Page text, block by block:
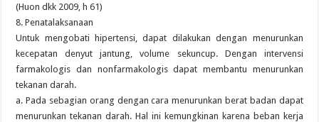
(Huon dkk 2009, h 61)
8. Penatalaksanaan
Untuk mengobati hipertensi, dapat dilakukan dengan menurunkan
kecepatan denyut jantung, volume sekuncup. Dengan intervensi
farmakologis dan nonfarmakologis dapat membantu menurunkan
tekanan darah.
a. Pada sebagian orang dengan cara menurunkan berat badan dapat
menurunkan tekanan darah. Hal ini kemungkinan karena beban kerja